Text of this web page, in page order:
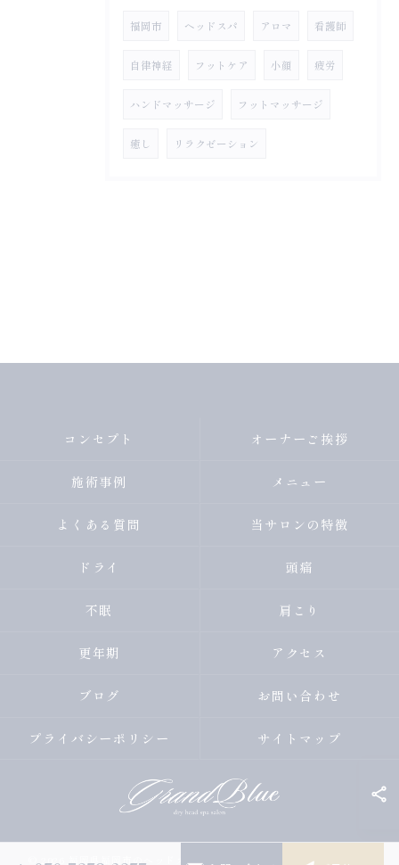
福岡市 ヘッドスパ アロマ 看護師
自律神経 フットケア 小顔 疲労
ハンドマッサージ フットマッサージ
癒し リラクゼーション
コンセプト オーナーご挨拶
施術事例 メニュー
よくある質問 当サロンの特徴
ドライ 頭痛
不眠 肩こり
更年期 アクセス
ブログ お問い合わせ
プライバシーポリシー サイトマップ
© 2026 福岡県福岡市のヘッドスパならGRANDBLUE ALL RIGHTS